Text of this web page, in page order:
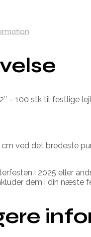
– 100 stk til festlige
cm ved det bredeste
i 2025 eller
dem i din